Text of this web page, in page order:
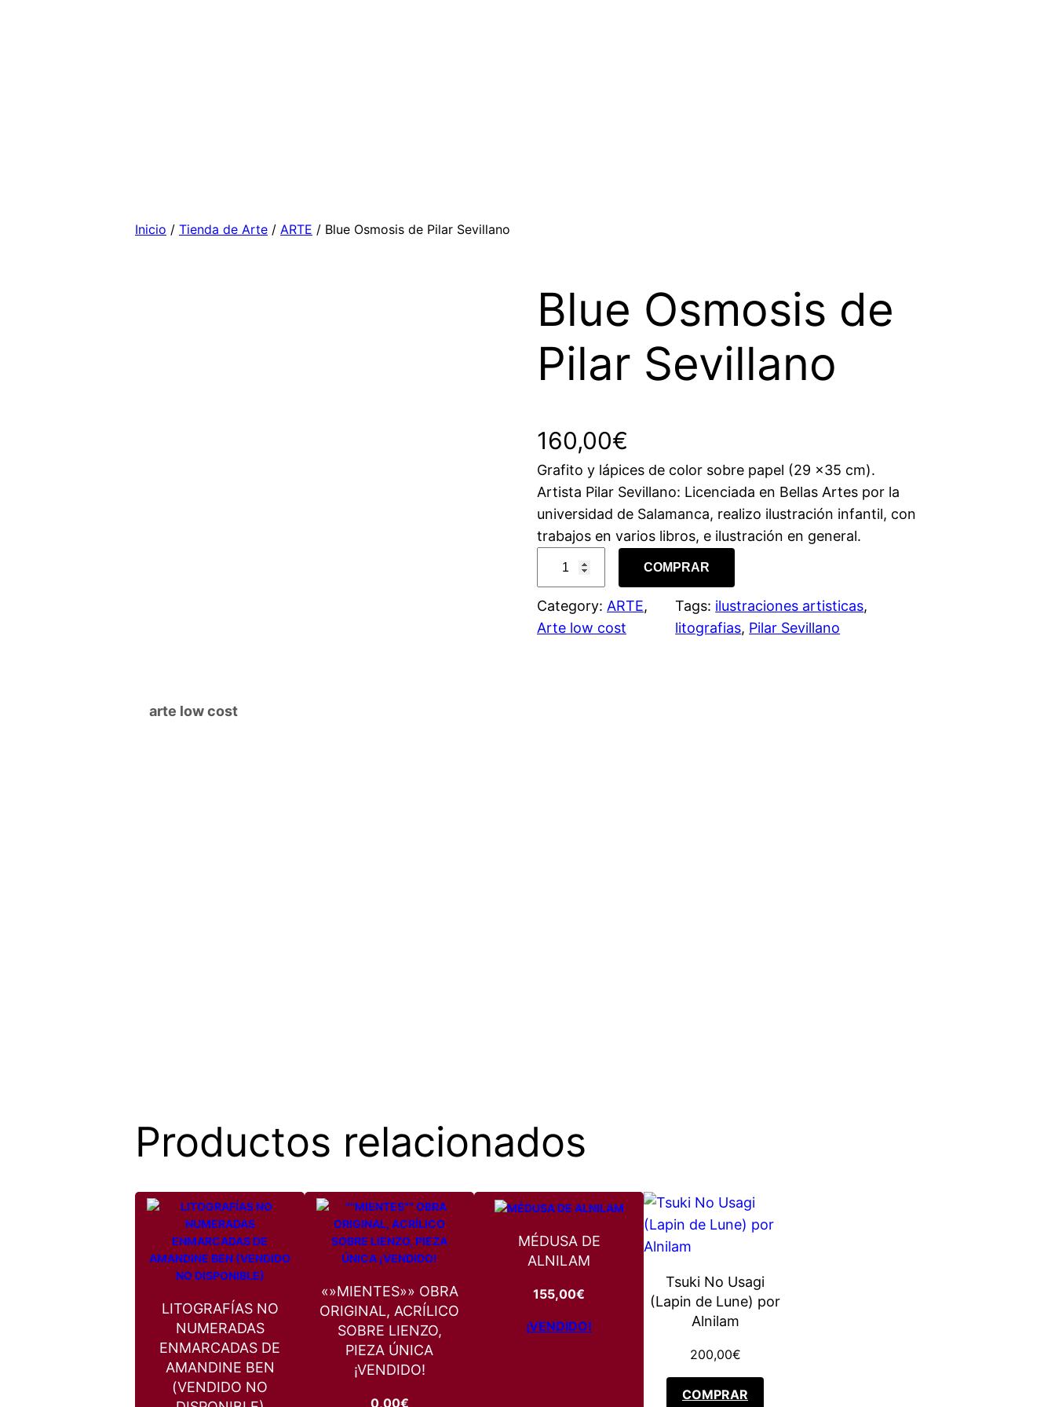
Inicio / Tienda de Arte / ARTE / Blue Osmosis de Pilar Sevillano
Blue Osmosis de
Pilar Sevillano
160,00€
Grafito y lápices de color sobre papel (29 ×35 cm).
Artista Pilar Sevillano: Licenciada en Bellas Artes por la
universidad de Salamanca, realizo ilustración infantil, con
trabajos en varios libros, e ilustración en general.
u
e
o
c
n
t
i
d
d
COMPRAR
Category: ARTE
Arte low cost
Tags: ilustraciones artisticas
litografias, Pilar Sevillano
arte low cost
Productos relacionados
LITOGRAFÍAS NO
NUMERADAS
ENMARCADAS DE
AMANDINE BEN
(VENDIDO NO
«»MIENTES»» OBRA
ORIGINAL, ACRÍLICO
SOBRE LIENZO,
PIEZA ÚNICA
¡VENDIDO!
0,00€
MÉDUSA DE
ALNILAM
155,00€
¡VENDIDO!
Tsuki No Usagi
(Lapin de Lune) por
Alnilam
200,00€
COMPRAR